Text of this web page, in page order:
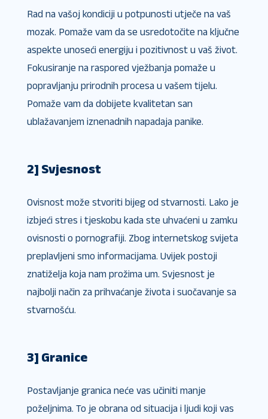
Rad na vašoj kondiciji u potpunosti utječe na vaš
mozak. Pomaže vam da se usredotočite na ključne
aspekte unoseći energiju i pozitivnost u vaš život.
Fokusiranje na raspored vježbanja pomaže u
popravljanju prirodnih procesa u vašem tijelu.
Pomaže vam da dobijete kvalitetan san
ublažavanjem iznenadnih napadaja panike.
2] Svjesnost
Ovisnost može stvoriti bijeg od stvarnosti. Lako je
izbjeći stres i tjeskobu kada ste uhvaćeni u zamku
ovisnosti o pornografiji. Zbog internetskog svijeta
preplavljeni smo informacijama. Uvijek postoji
znatiželja koja nam prožima um. Svjesnost je
najbolji način za prihvaćanje života i suočavanje sa
stvarnošću.
3] Granice
Postavljanje granica neće vas učiniti manje
poželjnima. To je obrana od situacija i ljudi koji vas